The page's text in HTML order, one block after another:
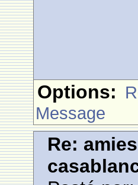
Options:
Message
Re: